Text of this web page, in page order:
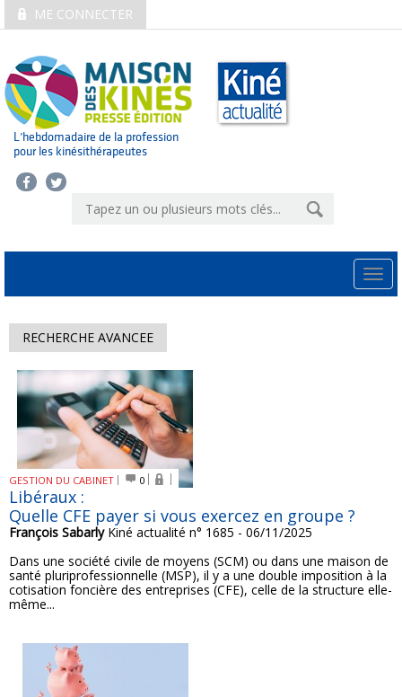
ME CONNECTER
L’hebdomadaire de la profession
pour les kinésithérapeutes
RECHERCHE AVANCEE
GESTION DU CABINET 0
Libéraux :
Quelle CFE payer si vous exercez en groupe ?
François SabarlyKiné actualité n° 1685 - 06/11/2025
Dans une société civile de moyens (SCM) ou dans une maison de
santé pluriprofessionnelle (MSP), il y a une double imposition à la
cotisation foncière des entreprises (CFE), celle de la structure elle-
même...